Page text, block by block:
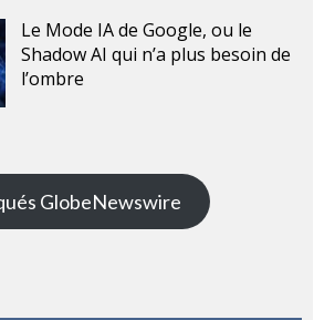
Le Mode IA de Google, ou le
Shadow AI qui n’a plus besoin de
l’ombre
GlobeNewswire